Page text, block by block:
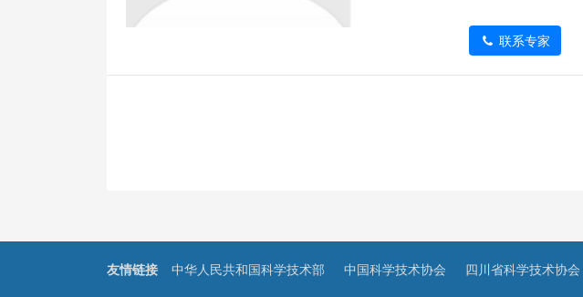
联系专家
友情链接 中华人民共和国科学技术部 中国科学技术协会 四川省科学技术协会